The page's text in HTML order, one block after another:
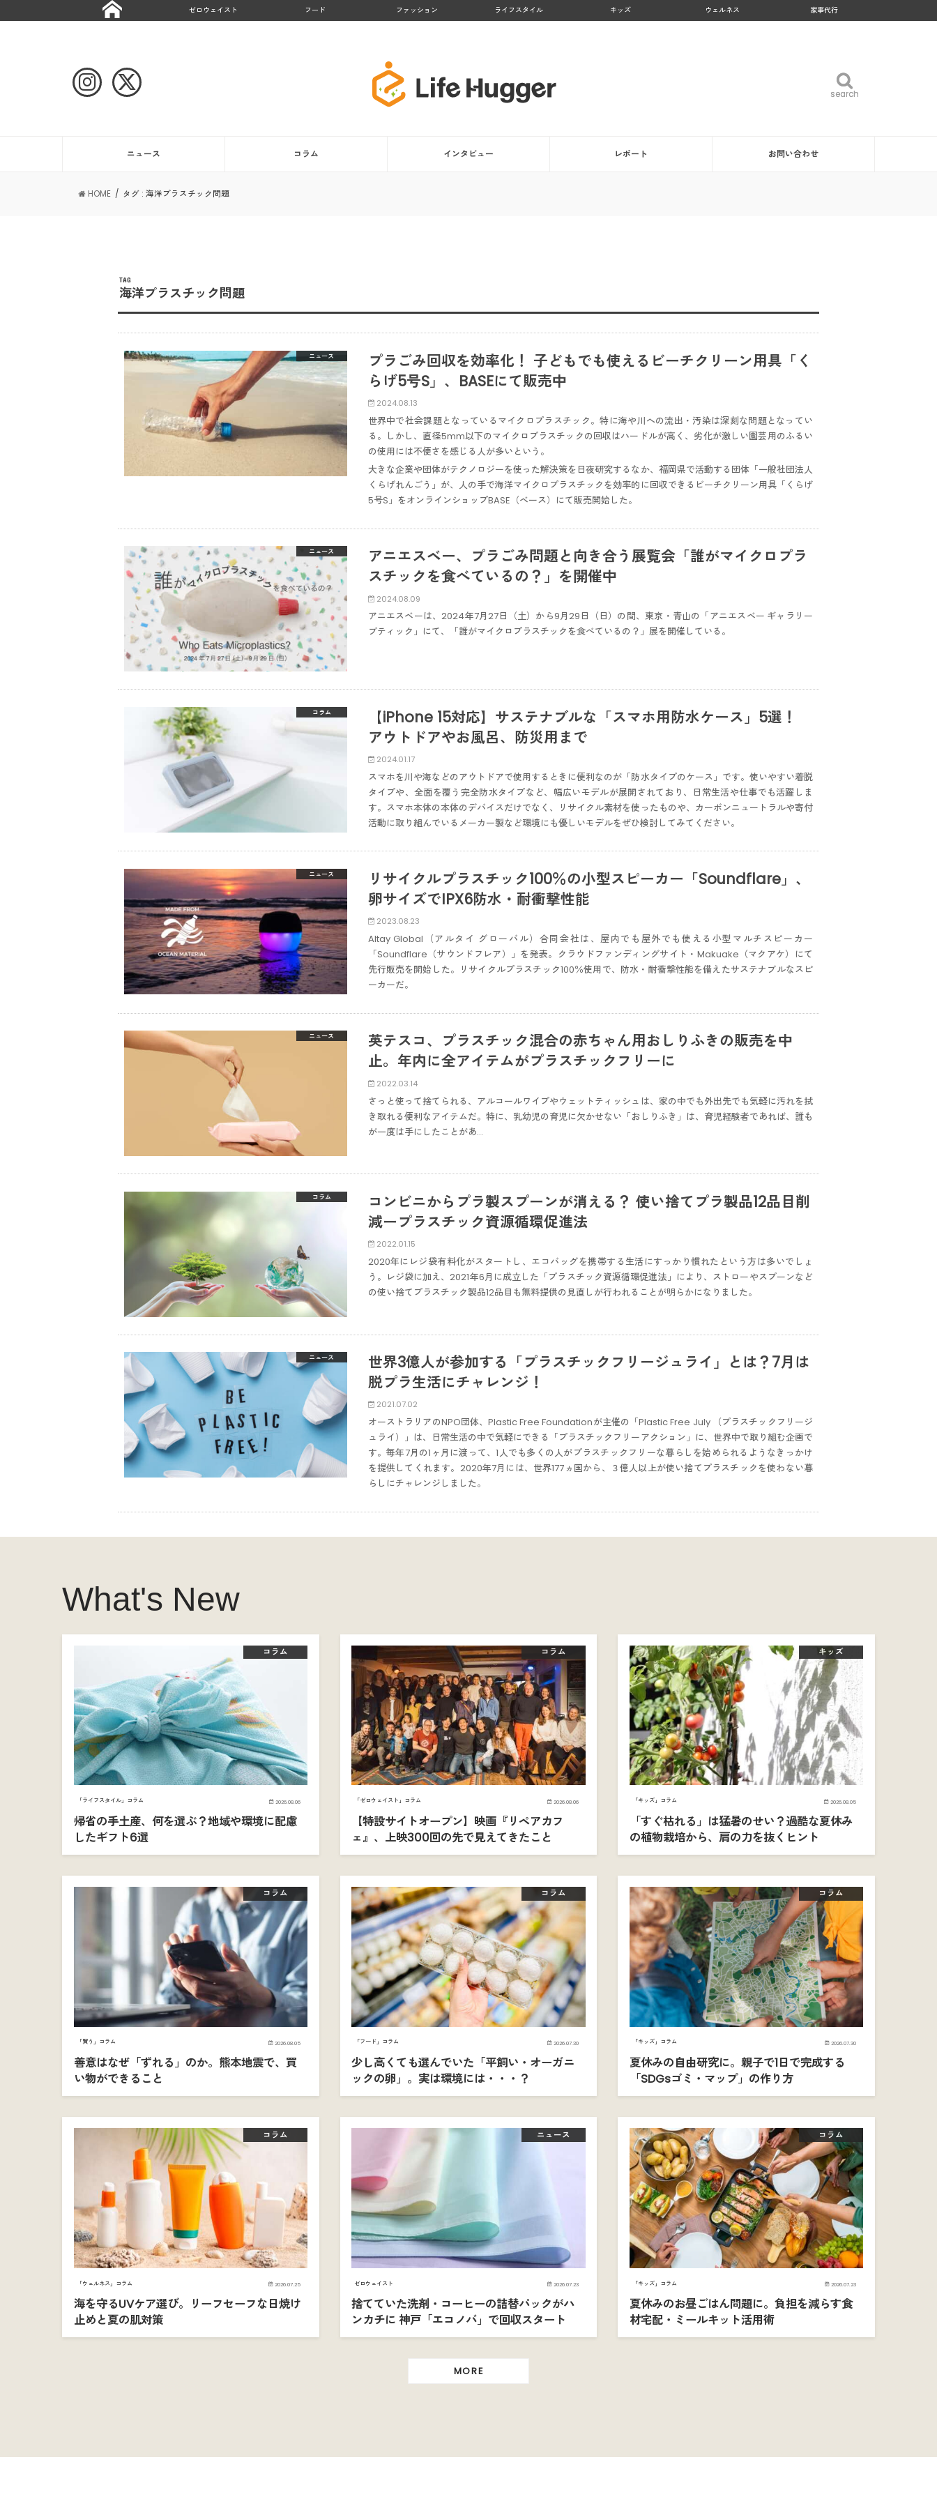
ゼロウェイスト フード ファッション ライフスタイル キッズ ウェルネス 家事代行
search
search
ニュース コラム インタビュー レポート お問い合わせ
HOME タグ : 海洋プラスチック問題
TAG
海洋プラスチック問題
ニュース
プラごみ回収を効率化！ 子どもでも使えるビーチクリーン用具「く
らげ5号S」、BASEにて販売中
2024.08.13
世界中で社会課題となっているマイクロプラスチック。特に海や川への流出・汚染は深刻な問題となってい
る。しかし、直径5mm以下のマイクロプラスチックの回収はハードルが高く、劣化が激しい園芸用のふるい
の使用には不便さを感じる人が多いという。
大きな企業や団体がテクノロジーを使った解決策を日夜研究するなか、福岡県で活動する団体「一般社団法人
くらげれんごう」が、人の手で海洋マイクロプラスチックを効率的に回収できるビーチクリーン用具「くらげ
5号S」をオンラインショップBASE（ベース）にて販売開始した。
ニュース
アニエスベー、プラごみ問題と向き合う展覧会「誰がマイクロプラ
スチックを食べているの？」を開催中
2024.08.09
アニエスベーは、2024年7月27日（土）から9月29日（日）の間、東京・青山の「アニエスベー ギャラリー
ブティック」にて、「誰がマイクロプラスチックを食べているの？」展を開催している。
コラム
【iPhone 15対応】サステナブルな「スマホ用防水ケース」5選！
アウトドアやお風呂、防災用まで
2024.01.17
スマホを川や海などのアウトドアで使用するときに便利なのが「防水タイプのケース」です。使いやすい着脱
タイプや、全面を覆う完全防水タイプなど、幅広いモデルが展開されており、日常生活や仕事でも活躍しま
す。スマホ本体の本体のデバイスだけでなく、リサイクル素材を使ったものや、カーボンニュートラルや寄付
活動に取り組んでいるメーカー製など環境にも優しいモデルをぜひ検討してみてください。
ニュース
リサイクルプラスチック100％の小型スピーカー「Soundflare」、
卵サイズでIPX6防水・耐衝撃性能
2023.08.23
Altay Global（アルタイ グローバル）合同会社は、屋内でも屋外でも使える小型マルチスピーカー
「Soundflare（サウンドフレア）」を発表。クラウドファンディングサイト・Makuake（マクアケ）にて
先行販売を開始した。リサイクルプラスチック100％使用で、防水・耐衝撃性能を備えたサステナブルなスピ
ーカーだ。
ニュース
英テスコ、プラスチック混合の赤ちゃん用おしりふきの販売を中
止。年内に全アイテムがプラスチックフリーに
2022.03.14
さっと使って捨てられる、アルコールワイプやウェットティッシュは、家の中でも外出先でも気軽に汚れを拭
き取れる便利なアイテムだ。特に、乳幼児の育児に欠かせない「おしりふき」は、育児経験者であれば、誰も
が一度は手にしたことがあ…
コラム
コンビニからプラ製スプーンが消える？ 使い捨てプラ製品12品目削
減ープラスチック資源循環促進法
2022.01.15
2020年にレジ袋有料化がスタートし、エコバッグを携帯する生活にすっかり慣れたという方は多いでしょ
う。レジ袋に加え、2021年6月に成立した「プラスチック資源循環促進法」により、ストローやスプーンなど
の使い捨てプラスチック製品12品目も無料提供の見直しが行われることが明らかになりました。
ニュース
世界3億人が参加する「プラスチックフリージュライ」とは？7月は
脱プラ生活にチャレンジ！
2021.07.02
オーストラリアのNPO団体、Plastic Free Foundationが主催の「Plastic Free July （プラスチックフリージ
ュライ）」は、日常生活の中で気軽にできる「プラスチックフリーアクション」に、世界中で取り組む企画で
す。毎年7月の1ヶ月に渡って、1人でも多くの人がプラスチックフリーな暮らしを始められるようなきっかけ
を提供してくれます。2020年7月には、世界177ヵ国から、３億人以上が使い捨てプラスチックを使わない暮
らしにチャレンジしました。
What's New
コラム
「ライフスタイル」コラム 2026.08.06
帰省の手土産、何を選ぶ？地域や環境に配慮
したギフト6選
コラム
「ゼロウェイスト」コラム 2026.08.06
【特設サイトオープン】映画『リペアカフ
ェ』、上映300回の先で見えてきたこと
キッズ
「キッズ」コラム 2026.08.05
「すぐ枯れる」は猛暑のせい？過酷な夏休み
の植物栽培から、肩の力を抜くヒント
コラム
「買う」コラム 2026.08.05
善意はなぜ「ずれる」のか。熊本地震で、買
い物ができること
コラム
「フード」コラム 2026.07.30
少し高くても選んでいた「平飼い・オーガニ
ックの卵」。実は環境には・・・？
コラム
「キッズ」コラム 2026.07.30
夏休みの自由研究に。親子で1日で完成する
「SDGsゴミ・マップ」の作り方
コラム
「ウェルネス」コラム 2026.07.25
海を守るUVケア選び。リーフセーフな日焼け
止めと夏の肌対策
ニュース
ゼロウェイスト 2026.07.23
捨てていた洗剤・コーヒーの詰替パックがハ
ンカチに 神戸「エコノバ」で回収スタート
コラム
「キッズ」コラム 2026.07.23
夏休みのお昼ごはん問題に。負担を減らす食
材宅配・ミールキット活用術
MORE